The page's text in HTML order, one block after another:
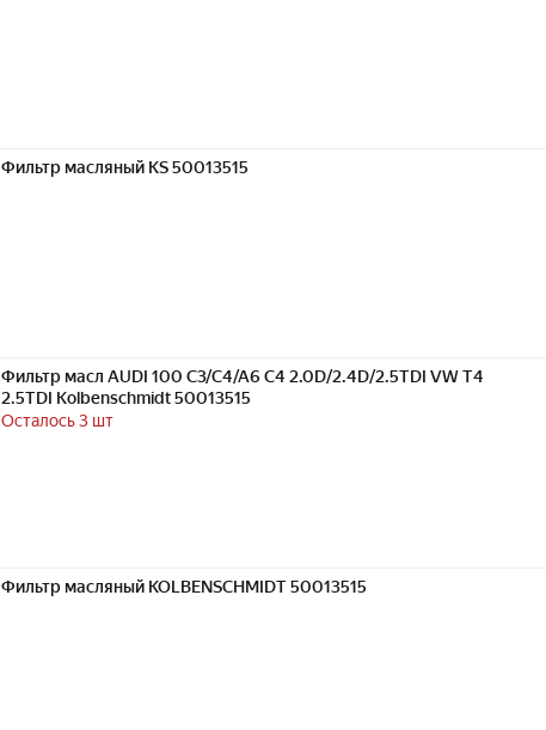
Фильтр масляный KS 50013515
Фильтр масл AUDI 100 C3/C4/A6 C4 2.0D/2.4D/2.5TDI VW T4
2.5TDI Kolbenschmidt 50013515
Осталось 3 шт
Фильтр масляный KOLBENSCHMIDT 50013515